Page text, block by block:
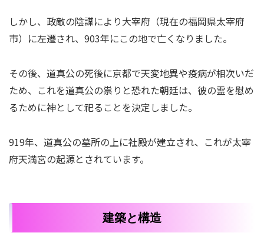
しかし、政敵の陰謀により大宰府（現在の福岡県太宰府
市）に左遷され、903年にこの地で亡くなりました。
その後、道真公の死後に京都で天変地異や疫病が相次いだ
ため、これを道真公の祟りと恐れた朝廷は、彼の霊を慰め
るために神として祀ることを決定しました。
919年、道真公の墓所の上に社殿が建立され、これが太宰
府天満宮の起源とされています。
建築と構造